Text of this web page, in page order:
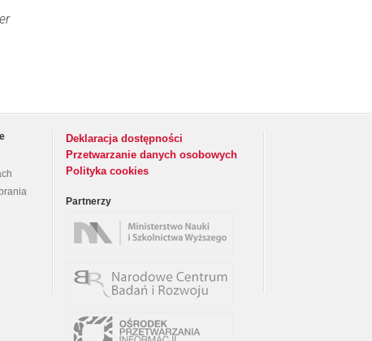
Deklaracja dostępności
Przetwarzanie danych osobowych
Polityka cookies
Partnerzy